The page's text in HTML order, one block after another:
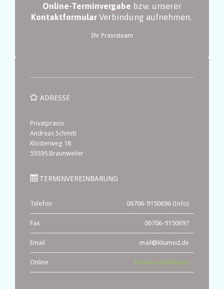
Online-Terminvergabe bzw. unserer
Kontaktformular Verbindung aufnehmen.
Ihr Praxisteam
 ADRESSE
Privatpraxis
Andreas Schmitt
Klosterweg 18
55595 Braunweiler
 TERMINVEREINBARUNG
Telefon 06706-9150696 (Info)
Fax 06706-9150697
Email mail@kliumed.de
Online Termin vereinbaren